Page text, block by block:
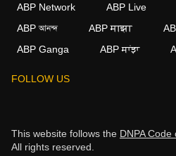
ABP Network ABP Live
ABP আনন্দ
ABP माझा
ABP Ganga
ABP ਸਾਂਝਾ
FOLLOW US
This website follows the DNPA Code
All rights reserved.